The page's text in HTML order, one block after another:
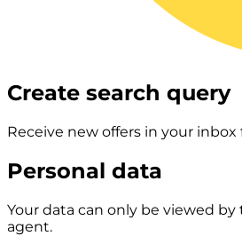
Create search query
Receive new offers in your inbox
Personal data
Your data can only be viewed by
agent.